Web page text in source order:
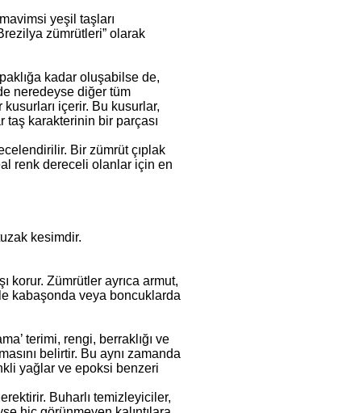
yeşil taşları
zümrütleri” olarak
kadar oluşabilse de,
neredeyse diğer tüm
içerir. Bu kusurlar,
karakterinin bir parçası
Bir zümrüt çıplak
renk dereceli olanlar için en
kesimdir.
korur. Zümrütler ayrıca armut,
kabaşonda veya boncuklarda
terimi, rengi, berraklığı ve
belirtir. Bu aynı zamanda
yağlar ve epoksi benzeri
Buharlı temizleyiciler,